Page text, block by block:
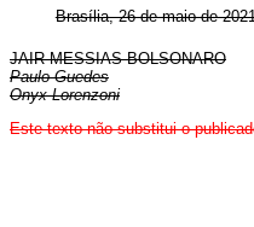
Brasília, 26 de maio de
JAIR MESSIAS BOLSONARO
Paulo Guedes
Onyx Lorenzoni
Este texto não substitui o